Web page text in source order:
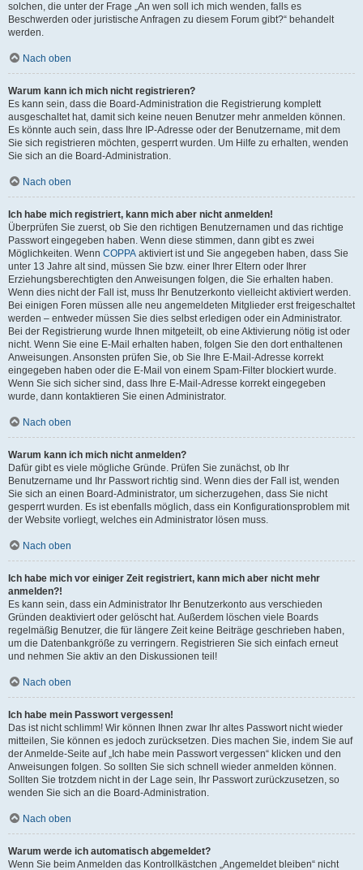
solchen, die unter der Frage „An wen soll ich mich wenden, falls es
Beschwerden oder juristische Anfragen zu diesem Forum gibt?“ behandelt
werden.
Nach oben
Warum kann ich mich nicht registrieren?
Es kann sein, dass die Board-Administration die Registrierung komplett
ausgeschaltet hat, damit sich keine neuen Benutzer mehr anmelden können.
Es könnte auch sein, dass Ihre IP-Adresse oder der Benutzername, mit dem
Sie sich registrieren möchten, gesperrt wurden. Um Hilfe zu erhalten, wenden
Sie sich an die Board-Administration.
Nach oben
Ich habe mich registriert, kann mich aber nicht anmelden!
Überprüfen Sie zuerst, ob Sie den richtigen Benutzernamen und das richtige
Passwort eingegeben haben. Wenn diese stimmen, dann gibt es zwei
Möglichkeiten. Wenn COPPA aktiviert ist und Sie angegeben haben, dass Sie
unter 13 Jahre alt sind, müssen Sie bzw. einer Ihrer Eltern oder Ihrer
Erziehungsberechtigten den Anweisungen folgen, die Sie erhalten haben.
Wenn dies nicht der Fall ist, muss Ihr Benutzerkonto vielleicht aktiviert werden.
Bei einigen Foren müssen alle neu angemeldeten Mitglieder erst freigeschaltet
werden – entweder müssen Sie dies selbst erledigen oder ein Administrator.
Bei der Registrierung wurde Ihnen mitgeteilt, ob eine Aktivierung nötig ist oder
nicht. Wenn Sie eine E-Mail erhalten haben, folgen Sie den dort enthaltenen
Anweisungen. Ansonsten prüfen Sie, ob Sie Ihre E-Mail-Adresse korrekt
eingegeben haben oder die E-Mail von einem Spam-Filter blockiert wurde.
Wenn Sie sich sicher sind, dass Ihre E-Mail-Adresse korrekt eingegeben
wurde, dann kontaktieren Sie einen Administrator.
Nach oben
Warum kann ich mich nicht anmelden?
Dafür gibt es viele mögliche Gründe. Prüfen Sie zunächst, ob Ihr
Benutzername und Ihr Passwort richtig sind. Wenn dies der Fall ist, wenden
Sie sich an einen Board-Administrator, um sicherzugehen, dass Sie nicht
gesperrt wurden. Es ist ebenfalls möglich, dass ein Konfigurationsproblem mit
der Website vorliegt, welches ein Administrator lösen muss.
Nach oben
Ich habe mich vor einiger Zeit registriert, kann mich aber nicht mehr
anmelden?!
Es kann sein, dass ein Administrator Ihr Benutzerkonto aus verschieden
Gründen deaktiviert oder gelöscht hat. Außerdem löschen viele Boards
regelmäßig Benutzer, die für längere Zeit keine Beiträge geschrieben haben,
um die Datenbankgröße zu verringern. Registrieren Sie sich einfach erneut
und nehmen Sie aktiv an den Diskussionen teil!
Nach oben
Ich habe mein Passwort vergessen!
Das ist nicht schlimm! Wir können Ihnen zwar Ihr altes Passwort nicht wieder
mitteilen, Sie können es jedoch zurücksetzen. Dies machen Sie, indem Sie auf
der Anmelde-Seite auf „Ich habe mein Passwort vergessen“ klicken und den
Anweisungen folgen. So sollten Sie sich schnell wieder anmelden können.
Sollten Sie trotzdem nicht in der Lage sein, Ihr Passwort zurückzusetzen, so
wenden Sie sich an die Board-Administration.
Nach oben
Warum werde ich automatisch abgemeldet?
Wenn Sie beim Anmelden das Kontrollkästchen „Angemeldet bleiben“ nicht